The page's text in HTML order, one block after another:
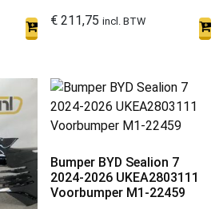
€ 211,75 incl. BTW
Bumper BYD Sealion 7
2024-2026 UKEA2803111
Voorbumper M1-22459